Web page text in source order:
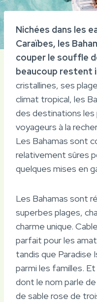
Nichées dans les
Caraïbes, les
couper le souffle
beaucoup restent
cristallines, ses
climat tropical, les
des destinations les
voyageurs à la
Les Bahamas sont
relativement sûres
quelques mises en
Les Bahamas sont
superbes plages,
charme unique.
parfait pour les
tandis que Paradise
parmi les familles. Et
dont le nom parle
de sable rose de